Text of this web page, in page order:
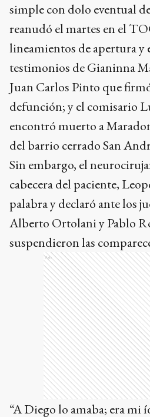
simple con dolo eventual
reanudó el martes en el
lineamientos de apertura y
testimonios de Gianinna
Juan Carlos Pinto que
defunción; y el comisario
encontró muerto a
del barrio cerrado San
Sin embargo, el
cabecera del paciente,
palabra y declaró ante los
Alberto Ortolani y Pablo
suspendieron las
Ads
“A Diego lo amaba; era mi